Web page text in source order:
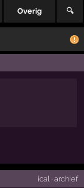
Overig 🔍
ical · archief